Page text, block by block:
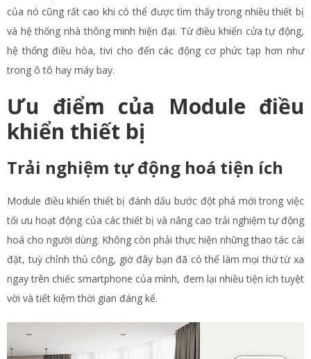
của nó cũng rất cao khi có thể được tìm thấy trong nhiều thiết bị
và hệ thống nhà thông minh hiện đại. Từ điều khiển cửa tự động,
hệ thống điều hòa, tivi cho đến các động cơ phức tạp hơn như
trong ô tô hay máy bay.
Ưu điểm của Module điều
khiển thiết bị
Trải nghiệm tự động hoá tiện ích
Module điều khiển thiết bị đánh dấu bước đột phá mới trong việc
tối ưu hoạt động của các thiết bị và nâng cao trải nghiệm tự động
hoá cho người dùng. Không còn phải thực hiện những thao tác cài
đặt, tuỳ chỉnh thủ công, giờ đây bạn đã có thể làm mọi thứ từ xa
ngay trên chiếc smartphone của mình, đem lại nhiều tiện ích tuyệt
vời và tiết kiệm thời gian đáng kể.